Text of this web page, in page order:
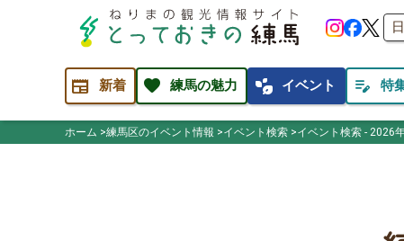
newspaper 新着 favorite 練馬の魅力 temp_preferences_eco イベント edit_note 特
ホーム 練馬区のイベント情報 イベント検索 イベント検索 - 2026